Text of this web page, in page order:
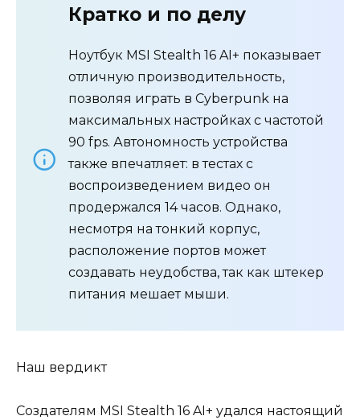
Кратко и по делу
Ноутбук MSI Stealth 16 AI+ показывает
отличную производительность,
позволяя играть в Cyberpunk на
максимальных настройках с частотой
90 fps. Автономность устройства
также впечатляет: в тестах с
воспроизведением видео он
продержался 14 часов. Однако,
несмотря на тонкий корпус,
расположение портов может
создавать неудобства, так как штекер
питания мешает мыши.
Наш вердикт
Создателям MSI Stealth 16 AI+ удался настоящий